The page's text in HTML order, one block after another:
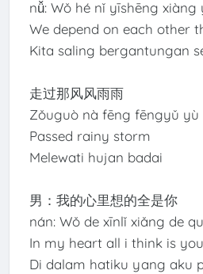
nǚ: Wǒ hé nǐ yīshēng xiàng
We depend on each other
Kita saling bergantungan
走过那风风雨雨
Zǒuguò nà fēng fēngyǔ yù
Passed rainy storm
Melewati hujan badai
男：我的心里想的全是你
nán: Wǒ de xīnlǐ xiǎng de
In my heart all i think is you
Di dalam hatiku yang aku